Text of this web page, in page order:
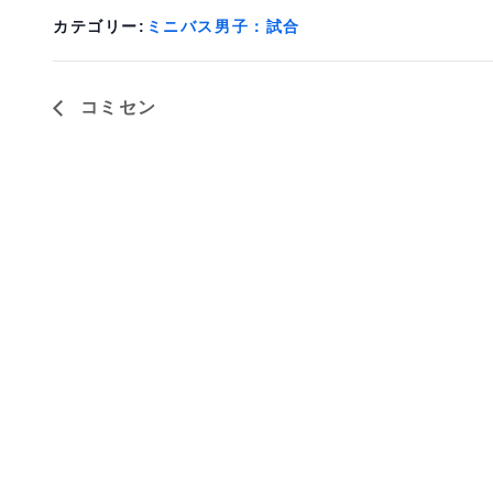
カテゴリー: ミニバス男子：試合
コミセン